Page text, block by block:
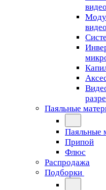
Паяльные
Паяльные
Припой
Флюс
Распродажа
Подборки